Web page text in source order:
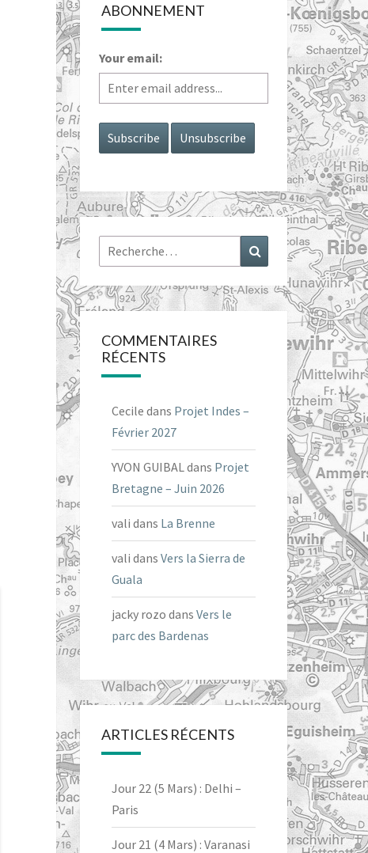
ABONNEMENT
Your email:
Rechercher : Recherche
COMMENTAIRES
RÉCENTS
Cecile dans Projet Indes –
Février 2027
YVON GUIBALdans Projet
Bretagne – Juin 2026
vali dans La Brenne
vali dans Vers la Sierra de
Guala
jacky rozo dans Vers le
parc des Bardenas
ARTICLES RÉCENTS
Jour 22 (5 Mars) : Delhi –
Paris
Jour 21 (4 Mars) : Varanasi